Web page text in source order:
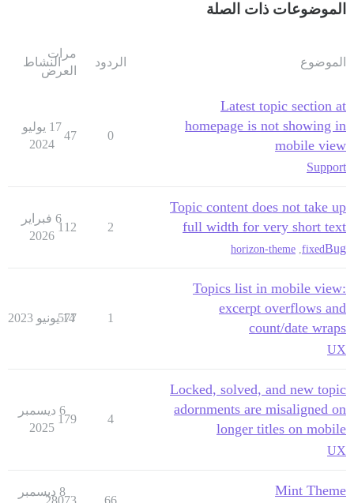
الموضوعات ذات الصلة
الموضوع الردود
مرات
العرض
النشاط
Latest topic section at
homepage is not showing in
mobile view
Support
0
47
17 يوليو
2024
Topic content does not take up
full width for very short text
Bug
fixed
horizon-theme
2
112
6 فبراير
2026
Topics list in mobile view:
excerpt overflows and
count/date wraps
UX
1
577
14 يونيو 2023
Locked, solved, and new topic
adornments are misaligned on
longer titles on mobile
UX
4
179
6 ديسمبر
2025
Mint Theme
8 ديسمبر